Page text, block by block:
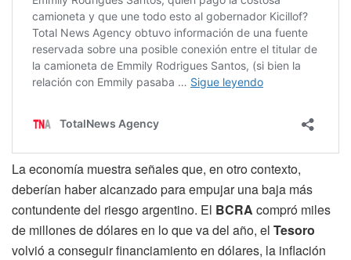
La economía muestra señales que, en otro contexto,
deberían haber alcanzado para empujar una baja más
contundente del riesgo argentino. El BCRA compró miles
de millones de dólares en lo que va del año, el Tesoro
volvió a conseguir financiamiento en dólares, la inflación